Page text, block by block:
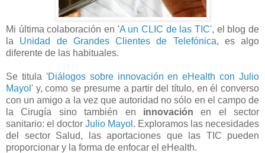
Mi última colaboración en 'A un CLIC de las TIC', el blog de
la Unidad de Grandes Clientes de Telefónica, es algo
diferente de las habituales.
Se titula 'Diálogos sobre innovación en eHealth con Julio
Mayol ' y, como se presume a partir del título, en él converso
con un amigo a la vez que autoridad no sólo en el campo de
la Cirugía sino también en innovación en el sector
sanitario: el doctor Julio Mayol . Exploramos las necesidades
del sector Salud, las aportaciones que las TIC pueden
proporcionar y la forma de enfocar el eHealth.